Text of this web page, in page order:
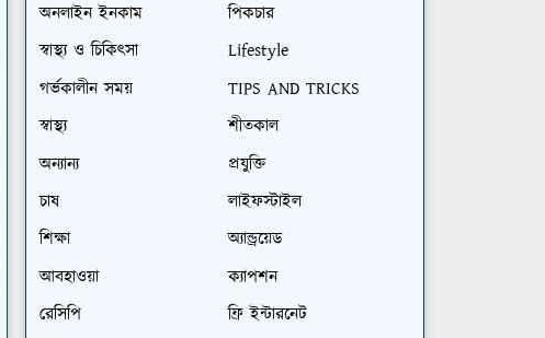
অনলাইন ইনকাম
পিকচার
স্বাস্থ্য ও চিকিৎসা
Lifestyle
গর্ভকালীন সময়
TIPS AND TRICKS
স্বাস্থ্য
শীতকাল
অন্যান্য
প্রযুক্তি
চাষ
লাইফস্টাইল
শিক্ষা
অ্যান্ড্রয়েড
আবহাওয়া
ক্যাপশন
রেসিপি
ফ্রি ইন্টারনেট